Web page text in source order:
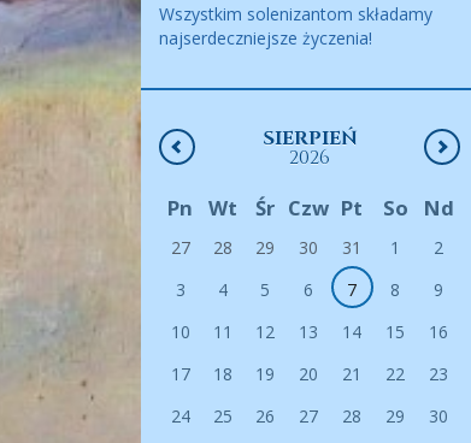
Wszystkim solenizantom składamy
najserdeczniejsze życzenia!
SIERPIEŃ
2026
Pn Wt Śr Czw Pt So Nd
27 28 29 30 31 1
2
3
4 5 6 7 8
9
10
11 12 13 14 15
16
17
18 19 20 21 22
23
24
25 26 27 28 29
30